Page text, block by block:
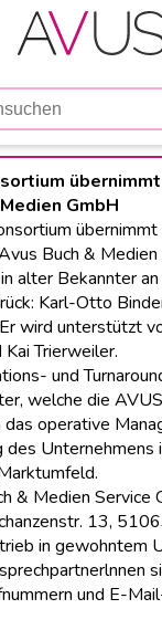
GmbH
Buch & Medien
alter Bekannter
Karl-Otto
wird unterstützt
Trierweiler.
und
welche die
operative
Unternehmens
& Medien Service
13,
in gewohntem
und E-